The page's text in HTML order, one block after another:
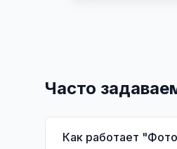
Часто
Как работает